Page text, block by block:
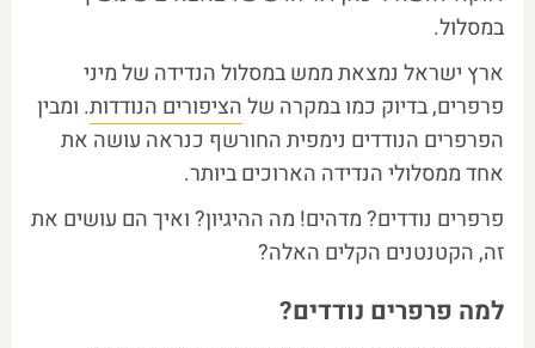
במסלול.
ארץ ישראל נמצאת ממש במסלול הנדידה של מיני
פרפרים, בדיוק כמו במקרה שלהציפורים הנודדות. ומבין
הפרפרים הנודדים נימפית החורשף כנראה עושה את
אחד ממסלולי הנדידה הארוכים ביותר.
פרפרים נודדים? מדהים! מה ההיגיון? ואיך הם עושים את
זה, הקטנטנים הקלים האלה?
למה פרפרים נודדים?